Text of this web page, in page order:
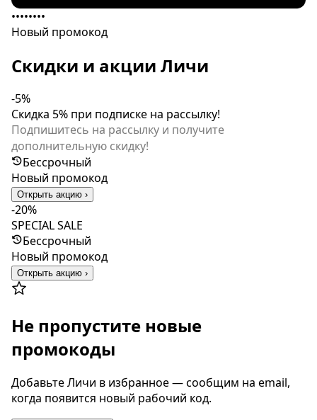
••••••••
Новый промокод
Скидки и акции Личи
-5%
Скидка 5% при подписке на рассылку!
Подпишитесь на рассылку и получите
дополнительную скидку!
Бессрочный
Новый промокод
Открыть акцию ›
-20%
SPECIAL SALE
Бессрочный
Новый промокод
Открыть акцию ›
Не пропустите новые
промокоды
Добавьте Личи в избранное — сообщим на email,
когда появится новый рабочий код.